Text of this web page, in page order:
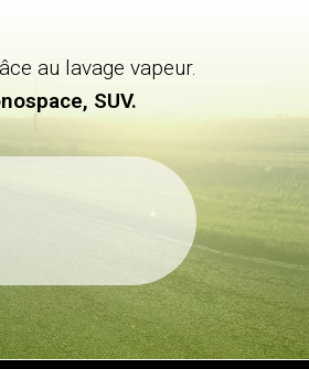
au lavage vapeur.
SUV.